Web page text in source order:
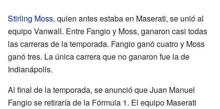
Stirling Moss, quien antes estaba en Maserati, se unió al
equipo Vanwall. Entre Fangio y Moss, ganaron casi todas
las carreras de la temporada. Fangio ganó cuatro y Moss
ganó tres. La única carrera que no ganaron fue la de
Indianápolis.
Al final de la temporada, se anunció que Juan Manuel
Fangio se retiraría de la Fórmula 1. El equipo Maserati